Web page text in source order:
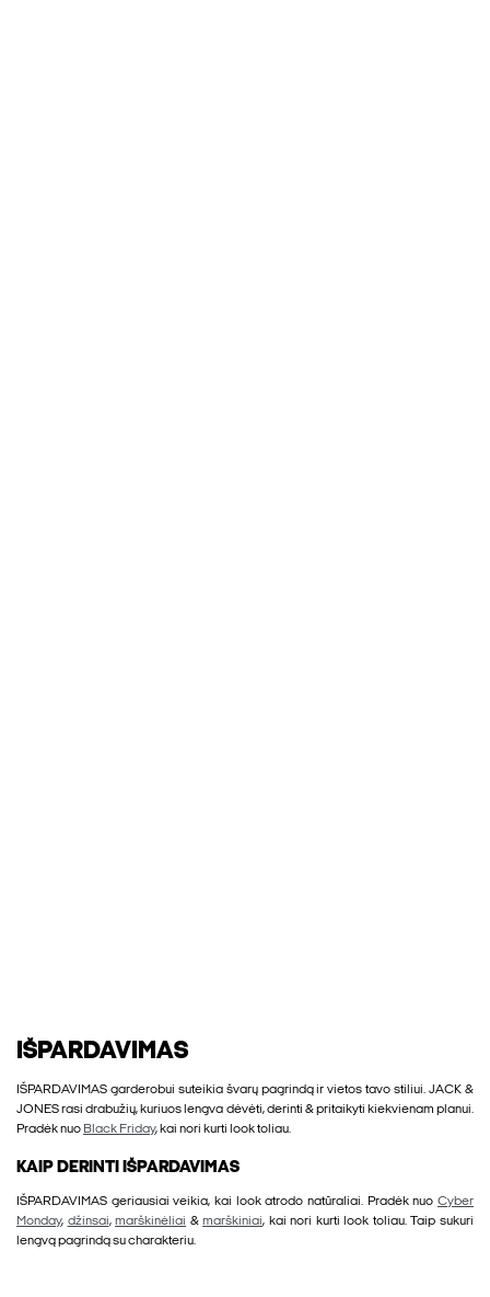
IŠPARDAVIMAS
IŠPARDAVIMAS garderobui suteikia švarų pagrindą ir vietos tavo stiliui. JACK &
JONES rasi drabužių, kuriuos lengva dėvėti, derinti & pritaikyti kiekvienam planui.
Pradėk nuo Black Friday, kai nori kurti look toliau.
KAIP DERINTI IŠPARDAVIMAS
IŠPARDAVIMAS geriausiai veikia, kai look atrodo natūraliai. Pradėk nuo Cyber
Monday, džinsai,marškinėliai &marškiniai, kai nori kurti look toliau. Taip sukuri
lengvą pagrindą su charakteriu.